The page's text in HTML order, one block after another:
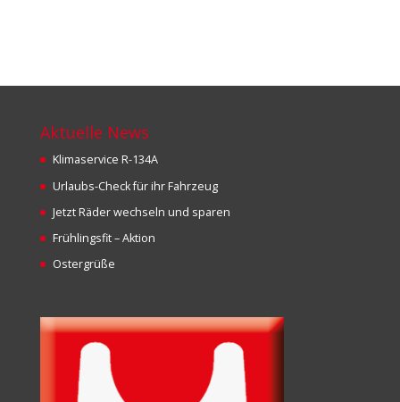
Aktuelle News
Klimaservice R-134A
Urlaubs-Check für ihr Fahrzeug
Jetzt Räder wechseln und sparen
Frühlingsfit – Aktion
Ostergrüße